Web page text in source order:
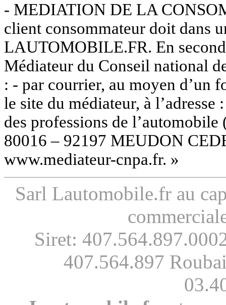
- MEDIATION DE LA
client consommateur doit dans
LAUTOMOBILE.FR. En second
Médiateur du Conseil national
: - par courrier, au moyen d’un
le site du médiateur, à
des professions de
80016 – 92197 MEUDON
www.mediateur-cnpa.fr. »
Sarl Lautomobile.fr au
Siret:
407.564.897